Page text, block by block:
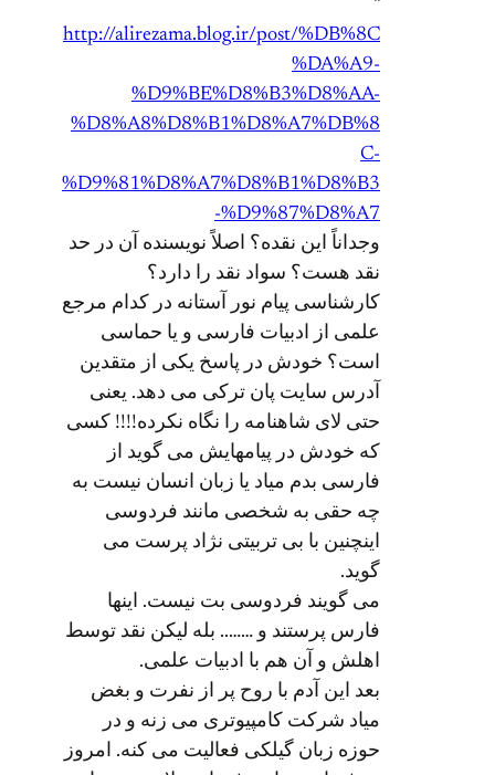
”
http://alirezama.blog.ir/post/%DB%8C
%DA%A9-
%D9%BE%D8%B3%D8%AA-
%D8%A8%D8%B1%D8%A7%DB%8
C-
%D9%81%D8%A7%D8%B1%D8%B3
-%D9%87%D8%A7
وجداناً این نقده؟ اصلاً نویسنده آن در حد
نقد هست؟ سواد نقد را دارد؟
کارشناسی پیام نور آستانه در کدام مرجع
علمی از ادبیات فارسی و یا حماسی
است؟ خودش در پاسخ یکی از متقدین
آدرس سایت پان ترکی می دهد. یعنی
حتی لای شاهنامه را نگاه نکرده!!!! کسی
که خودش در پیامهایش می گوید از
فارسی بدم میاد یا زبان انسان نیست به
چه حقی به شخصی مانند فردوسی
اینچنین با بی تربیتی نژاد پرست می
گوید.
می گویند فردوسی بت نیست. اینها
فارس پرستند و …….. بله لیکن نقد توسط
اهلش و آن هم با ادبیات علمی.
بعد این آدم با روح پر از نفرت و بغض
میاد شرکت کامپیوتری می زنه و در
حوزه زبان گیلکی فعالیت می کنه. امروز